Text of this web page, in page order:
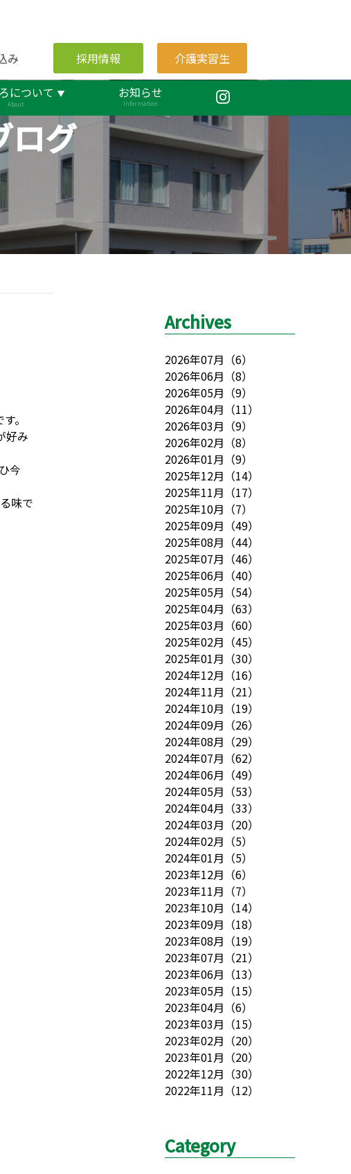
み 採用情報 介護実習生
について
About
お知らせ
Information
ログ
。
好み
今
味で
Archives
2026年07月 （6）
2026年06月 （8）
2026年05月 （9）
2026年04月 （11）
2026年03月 （9）
2026年02月 （8）
2026年01月 （9）
2025年12月 （14）
2025年11月 （17）
2025年10月 （7）
2025年09月 （49）
2025年08月 （44）
2025年07月 （46）
2025年06月 （40）
2025年05月 （54）
2025年04月 （63）
2025年03月 （60）
2025年02月 （45）
2025年01月 （30）
2024年12月 （16）
2024年11月 （21）
2024年10月 （19）
2024年09月 （26）
2024年08月 （29）
2024年07月 （62）
2024年06月 （49）
2024年05月 （53）
2024年04月 （33）
2024年03月 （20）
2024年02月 （5）
2024年01月 （5）
2023年12月 （6）
2023年11月 （7）
2023年10月 （14）
2023年09月 （18）
2023年08月 （19）
2023年07月 （21）
2023年06月 （13）
2023年05月 （15）
2023年04月 （6）
2023年03月 （15）
2023年02月 （20）
2023年01月 （20）
2022年12月 （30）
2022年11月 （12）
Category